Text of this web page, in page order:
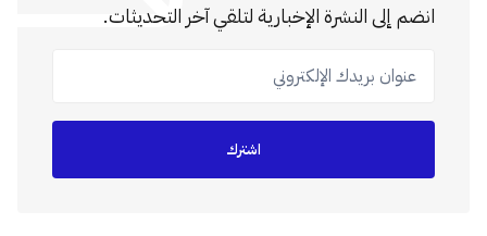
انضم إلى النشرة الإخبارية لتلقي آخر التحديثات.
عنوان بريدك الإلكتروني
اشترك